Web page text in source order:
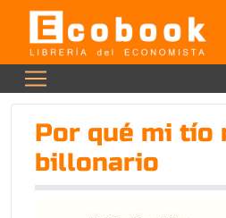
Por qué mi tío
billonario